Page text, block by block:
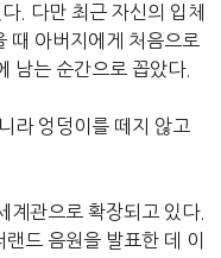
. 다만 최근 자신의 입체
때 아버지에게 처음으로
남는 순간으로 꼽았다.
라 엉덩이를 떼지 않고
계관으로 확장되고 있다.
드 음원을 발표한 데 이